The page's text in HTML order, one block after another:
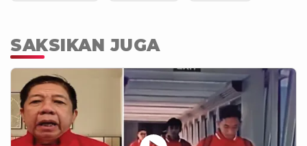
SAKSIKAN JUGA